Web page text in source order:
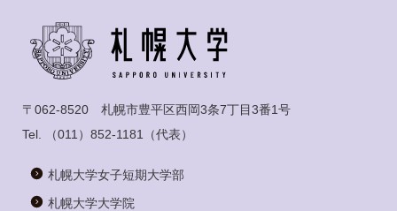
〒062-8520 札幌市豊平区西岡3条7丁目3番1号
Tel.
（011）852-1181 （代表）
札幌大学女子短期大学部
札幌大学大学院